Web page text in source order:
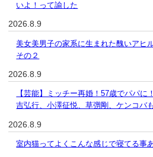
いよ！って諭した
2026.8.9
美女美男子の家系に生まれた醜いアヒ
その２
2026.8.9
【芸能】ミッチー再婚！57歳でパパ
吉弘行、小澤征悦、草彅剛、ケンコバも
2026.8.9
室内猫ってよくこんな感じで寝てる事